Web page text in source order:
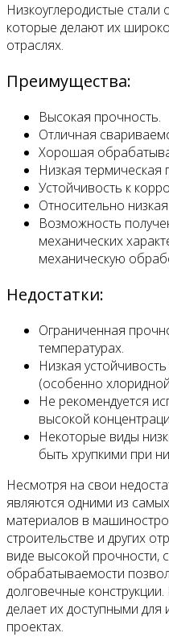
Низкоуглеродистые
которые делают их
отраслях.
Преимущества:
Высокая прочность.
Отличная
Хорошая
Низкая термическая
Устойчивость к
Относительно
Возможность
механических
механическую
Недостатки:
Ограниченная
температурах.
Низкая
(особенно
Не рекомендуется
высокой
Некоторые виды
быть хрупкими при
Несмотря на свои
являются одними из
материалов в
строительстве и других
виде высокой прочности,
обрабатываемости
долговечные
делает их доступными
проектах.